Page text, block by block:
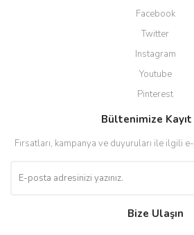
Facebook
Twitter
Instagram
Youtube
Pinterest
Bültenimize
Fırsatları, kampanya ve duyuruları ile ilgili
Bize Ulaşın